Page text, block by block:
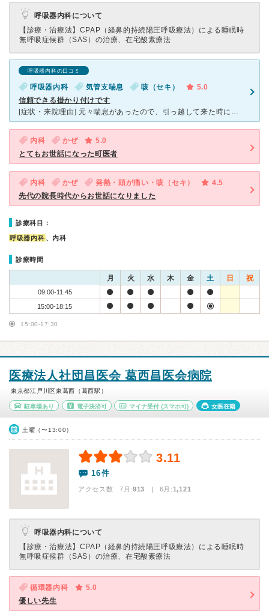
呼吸器内科について
【診療・治療法】 CPAP（経鼻的持続陽圧呼吸療法）による睡眠時
無呼吸症候群（SAS）の治療、在宅酸素療法
呼吸器内科の口コミ
呼吸器内科 気管支喘息 咳（セキ）
5.0
信頼できる掛かり付けです
[症状・来院理由] 元々喘息があったので、引っ越して来た時に呼吸器科のある医院を探していて見つけました。 [医師の診断・治療法] 症状を説明し、更に質問や触診などで診察して下さいます。 また、
内科 かぜ
5.0
とてもお世話になった町医者
内科 かぜ 発熱・頭が痛い・咳（セキ）
4.5
先代の院長時代からお世話になりました
診療科目：
呼吸器内科 、内科
診療時間
月 火 水 木 金 土 日 祝
09:00-11:45
15:00-18:15
15:00-17:30
医療法人社団昌医会 葛西昌医会病院
東京都江戸川区東葛西（葛西駅）
駐車場あり 電子決済可 マイナ受付 (スマホ可) 女医在籍
土曜（〜13:00）
3.11
16件
アクセス数 7月:913 | 6月:1,121
呼吸器内科について
【診療・治療法】 CPAP（経鼻的持続陽圧呼吸療法）による睡眠時
無呼吸症候群（SAS）の治療、在宅酸素療法
循環器内科
5.0
優しい先生